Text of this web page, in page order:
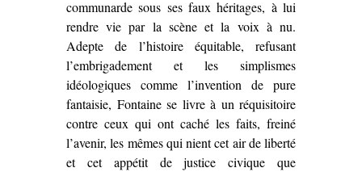
communarde sous ses faux héritages, à lui
rendre vie par la scène et la voix à nu.
Adepte de l’histoire équitable, refusant
l’embrigadement et les simplismes
idéologiques comme l’invention de pure
fantaisie, Fontaine se livre à un réquisitoire
contre ceux qui ont caché les faits, freiné
l’avenir, les mêmes qui nient cet air de liberté
et cet appétit de justice civique que